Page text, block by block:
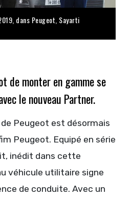
dans Peugeot Sayarti
de monter en gamme se
le nouveau Partner.
Peugeot est désormais
Peugeot. Equipé en série
inédit dans cette
véhicule utilitaire signe
de conduite. Avec un